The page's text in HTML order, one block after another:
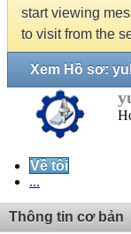
start viewing
to visit from the
Xem Hồ sơ:
Về tôi
...
Thông tin cơ bản